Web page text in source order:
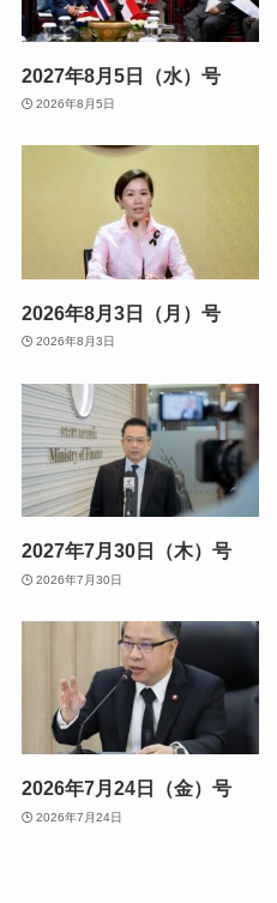
2027年8月5日（水）号
2026年8月5日
2026年8月3日（月）号
2026年8月3日
2027年7月30日（木）号
2026年7月30日
2026年7月24日（金）号
2026年7月24日